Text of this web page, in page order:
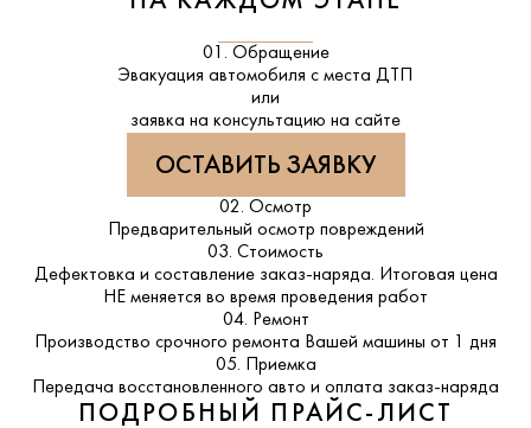
01. Обращение
Эвакуация автомобиля с места ДТП
или
заявка на консультацию на сайте
ОСТАВИТЬ ЗАЯВКУ
02. Осмотр
Предварительный осмотр повреждений
03. Стоимость
Дефектовка и составление заказ-наряда. Итоговая цена
НЕ меняется во время проведения работ
04. Ремонт
Производство срочного ремонта Вашей машины от 1 дня
05. Приемка
Передача восстановленного авто и оплата заказ-наряда
ПОДРОБНЫЙ ПРАЙС-ЛИСТ